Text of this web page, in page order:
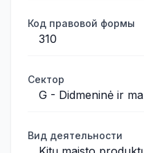
Код правовой формы
310
Сектор
G - Didmeninė ir
Вид деятельности